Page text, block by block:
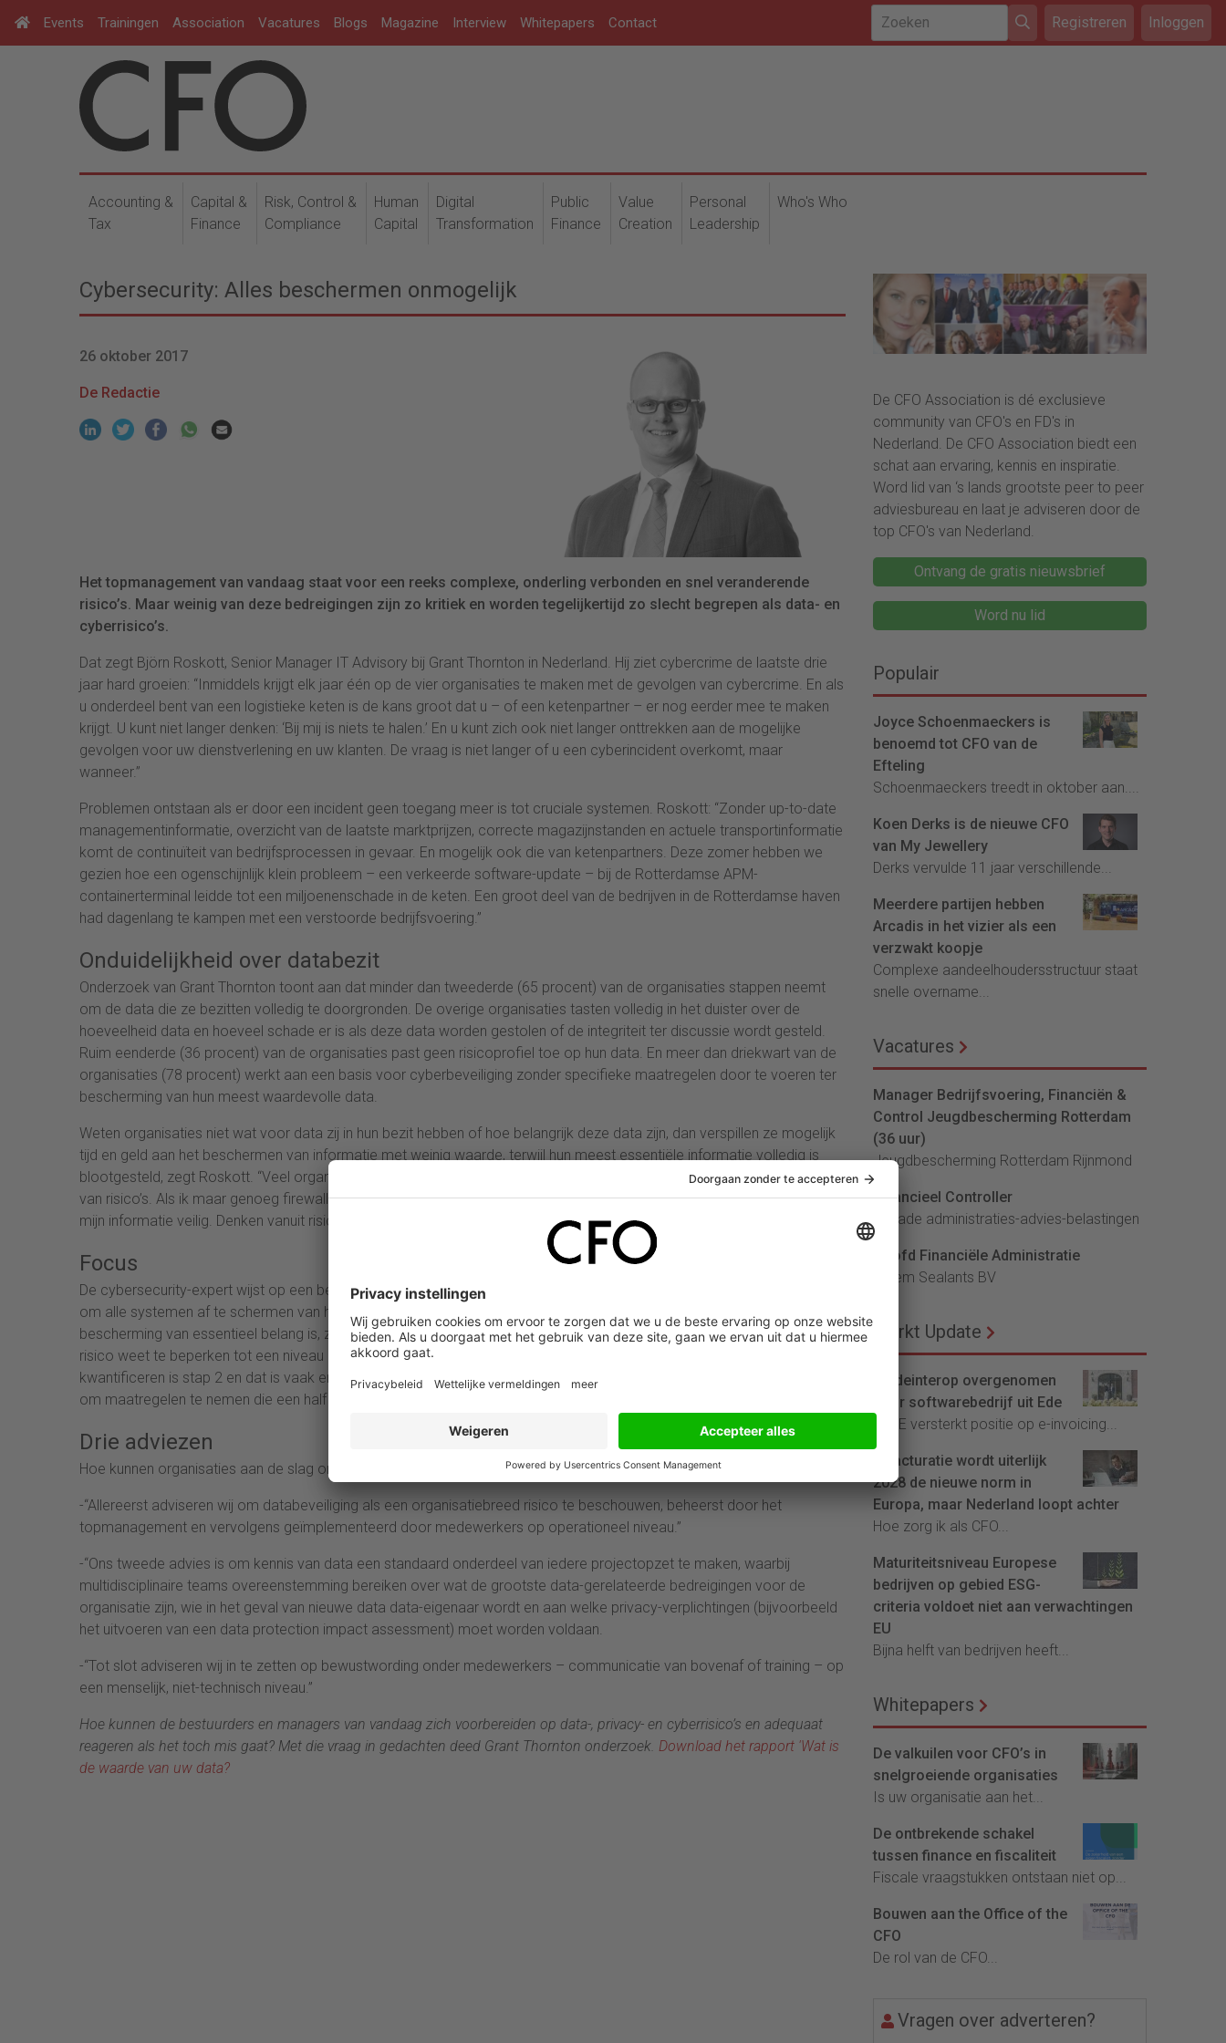
Events Trainingen Association Vacatures Blogs Magazine Interview Whitepapers Contact Registreren Inloggen
Accounting &
Tax
Capital &
Finance
Risk, Control &
Compliance
Human
Capital
Digital
Transformation
Public
Finance
Value
Creation
Personal
Leadership
Who's Who
Cybersecurity: Alles beschermen onmogelijk
26 oktober 2017
De Redactie
Het topmanagement van vandaag staat voor een reeks complexe, onderling verbonden en snel veranderende
risico’s. Maar weinig van deze bedreigingen zijn zo kritiek en worden tegelijkertijd zo slecht begrepen als data- en
cyberrisico’s.
Dat zegt Björn Roskott, Senior Manager IT Advisory bij Grant Thornton in Nederland. Hij ziet cybercrime de laatste drie
jaar hard groeien: “Inmiddels krijgt elk jaar één op de vier organisaties te maken met de gevolgen van cybercrime. En als
u onderdeel bent van een logistieke keten is de kans groot dat u – of een ketenpartner – er nog eerder mee te maken
krijgt. U kunt niet langer denken: ‘Bij mij is niets te halen.’ En u kunt zich ook niet langer onttrekken aan de mogelijke
gevolgen voor uw dienstverlening en uw klanten. De vraag is niet langer of u een cyberincident overkomt, maar
wanneer.”
Problemen ontstaan als er door een incident geen toegang meer is tot cruciale systemen. Roskott: “Zonder up-to-date
managementinformatie, overzicht van de laatste marktprijzen, correcte magazijnstanden en actuele transportinformatie
komt de continuïteit van bedrijfsprocessen in gevaar. En mogelijk ook die van ketenpartners. Deze zomer hebben we
gezien hoe een ogenschijnlijk klein probleem – een verkeerde software-update – bij de Rotterdamse APM-
containerterminal leidde tot een miljoenenschade in de keten. Een groot deel van de bedrijven in de Rotterdamse haven
had dagenlang te kampen met een verstoorde bedrijfsvoering.”
Onduidelijkheid over databezit
Onderzoek van Grant Thornton toont aan dat minder dan tweederde (65 procent) van de organisaties stappen neemt
om de data die ze bezitten volledig te doorgronden. De overige organisaties tasten volledig in het duister over de
hoeveelheid data en hoeveel schade er is als deze data worden gestolen of de integriteit ter discussie wordt gesteld.
Ruim eenderde (36 procent) van de organisaties past geen risicoprofiel toe op hun data. En meer dan driekwart van de
organisaties (78 procent) werkt aan een basis voor cyberbeveiliging zonder specifieke maatregelen door te voeren ter
bescherming van hun meest waardevolle data.
Weten organisaties niet wat voor data zij in hun bezit hebben of hoe belangrijk deze data zijn, dan verspillen ze mogelijk
tijd en geld aan het beschermen van informatie met weinig waarde, terwijl hun meest essentiële informatie volledig is
blootgesteld, zegt Roskott. “Veel organisaties beginnen aan de oplossingskant en richten zich op maatregelen in plaats
van risico’s. Als ik maar genoeg firewalls neerzet, beveiligingspoortjes opstel en een slotgracht rond mijn pand graaf, is
mijn informatie veilig. Denken vanuit risico’s is de grootste slag die organisaties kunnen en moeten maken.”
Focus
De cybersecurity-expert wijst op een bekend gezegde: ‘Alles beschermen is niets beschermen.’ Het is vrijwel onmogelijk
om alle systemen af te schermen van hackers, dus is het belangrijk te focussen op die kleine hoeveelheid data waarvan
bescherming van essentieel belang is, zegt Roskott: “Risicobestrijding kost geld en het heeft alleen rendement als je een
risico weet te beperken tot een niveau dat voor de organisatie acceptabel is. Een risicoafweging is stap 1, het risico
kwantificeren is stap 2 en dat is vaak erg moeilijk. Als een potentieel risico leidt tot een ton schade, heeft het geen zin
om maatregelen te nemen die een half miljoen kosten. Doe die investering die maximaal je risico’s beperken.”
Drie adviezen
Hoe kunnen organisaties aan de slag om data risico’s effectiever te beheersen? Roskott geeft drie adviezen:
-“Allereerst adviseren wij om databeveiliging als een organisatiebreed risico te beschouwen, beheerst door het
topmanagement en vervolgens geïmplementeerd door medewerkers op operationeel niveau.”
-“Ons tweede advies is om kennis van data een standaard onderdeel van iedere projectopzet te maken, waarbij
multidisciplinaire teams overeenstemming bereiken over wat de grootste data-gerelateerde bedreigingen voor de
organisatie zijn, wie in het geval van nieuwe data data-eigenaar wordt en aan welke privacy-verplichtingen (bijvoorbeeld
het uitvoeren van een data protection impact assessment) moet worden voldaan.
-“Tot slot adviseren wij in te zetten op bewustwording onder medewerkers – communicatie van bovenaf of training – op
een menselijk, niet-technisch niveau.”
Hoe kunnen de bestuurders en managers van vandaag zich voorbereiden op data-, privacy- en cyberrisico’s en adequaat
reageren als het toch mis gaat? Met die vraag in gedachten deed Grant Thornton onderzoek. Download het rapport 'Wat is
de waarde van uw data?
De CFO Association is dé exclusieve
community van CFO's en FD's in
Nederland. De CFO Association biedt een
schat aan ervaring, kennis en inspiratie.
Word lid van ‘s lands grootste peer to peer
adviesbureau en laat je adviseren door de
top CFO's van Nederland.
Ontvang de gratis nieuwsbrief
Word nu lid
Populair
Joyce Schoenmaeckers is
benoemd tot CFO van de
Efteling
Schoenmaeckers treedt in oktober aan....
Koen Derks is de nieuwe CFO
van My Jewellery
Derks vervulde 11 jaar verschillende...
Meerdere partijen hebben
Arcadis in het vizier als een
verzwakt koopje
Complexe aandeelhoudersstructuur staat
snelle overname...
Vacatures
Manager Bedrijfsvoering, Financiën &
Control Jeugdbescherming Rotterdam
(36 uur)
Jeugdbescherming Rotterdam Rijnmond
Financieel Controller
lArcade administraties-advies-belastingen
Hoofd Financiële Administratie
Bloem Sealants BV
Markt Update
Tradeinterop overgenomen
door softwarebedrijf uit Ede
4CEE versterkt positie op e-invoicing...
E-facturatie wordt uiterlijk
2028 de nieuwe norm in
Europa, maar Nederland loopt achter
Hoe zorg ik als CFO...
Maturiteitsniveau Europese
bedrijven op gebied ESG-
criteria voldoet niet aan verwachtingen
EU
Bijna helft van bedrijven heeft...
Whitepapers
De valkuilen voor CFO’s in
snelgroeiende organisaties
Is uw organisatie aan het...
De ontbrekende schakel
tussen finance en fiscaliteit
Fiscale vraagstukken ontstaan niet op...
Bouwen aan the Office of the
CFO
De rol van de CFO...
Vragen over adverteren?